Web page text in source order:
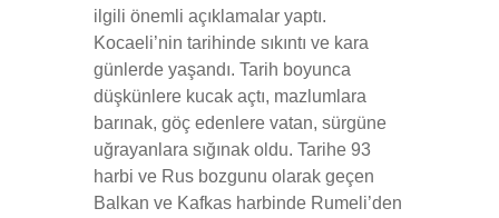
ilgili önemli açıklamalar yaptı.
Kocaeli’nin tarihinde sıkıntı ve kara
günlerde yaşandı. Tarih boyunca
düşkünlere kucak açtı, mazlumlara
barınak, göç edenlere vatan, sürgüne
uğrayanlara sığınak oldu. Tarihe 93
harbi ve Rus bozgunu olarak geçen
Balkan ve Kafkas harbinde Rumeli’den